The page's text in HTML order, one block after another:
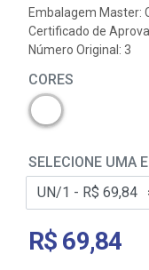
Embalagem Master:
Certificado de
Número Original: 3
CORES
SELECIONE UMA
R$ 69,84